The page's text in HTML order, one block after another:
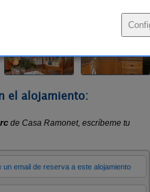
el alojamiento: